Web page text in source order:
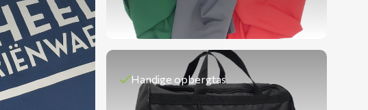
Handige opbergtas